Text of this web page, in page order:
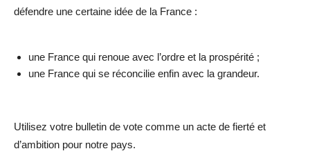
défendre une certaine idée de la France :
une France qui renoue avec l’ordre et la prospérité ;
une France qui se réconcilie enfin avec la grandeur.
Utilisez votre bulletin de vote comme un acte de fierté et
d’ambition pour notre pays.